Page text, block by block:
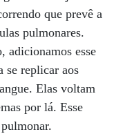
que prevê a
pulmonares.
adicionamos esse
se replicar aos
Elas voltam
por lá. Esse